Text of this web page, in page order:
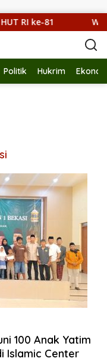
RI ke-81
Politik Hukrim
100 Anak Yatim
Islamic Center